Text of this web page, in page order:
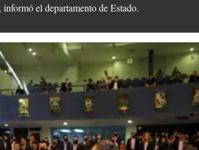
el departamento de Estado.